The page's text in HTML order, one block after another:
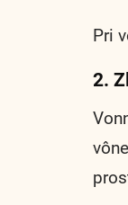
Pri
2.